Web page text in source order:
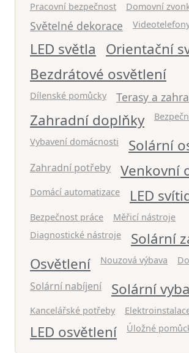
Pracovní bezpečnost Domovní
Světelné dekorace
LED světla
Orientační
Bezdrátové osvětlení
Dílenské pomůcky Terasy a
Zahradní doplňky
Vybavení domácnosti Solární
Zahradní potřeby Venkovní
Domácí automatizace LED
Bezpečnost práce
Měřicí nástroje
Diagnostické nástroje
Solární
Osvětlení
Nouzová výbava
Solární nabíjení Solární
Kancelářské potřeby
LED osvětlení Úložné